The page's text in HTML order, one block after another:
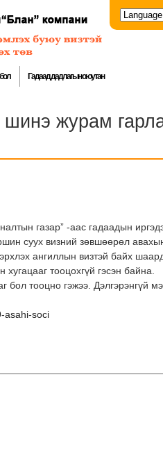
Гадаад дадлагын оюутан
журам
газар” -аас гадаадын
суух визний зөвшөөрөл
ангиллын визтэй байх
тооцохгүй гэсэн байна.
бол тооцно гэжээ. Дэлгэрэнгүй
asahi-soci